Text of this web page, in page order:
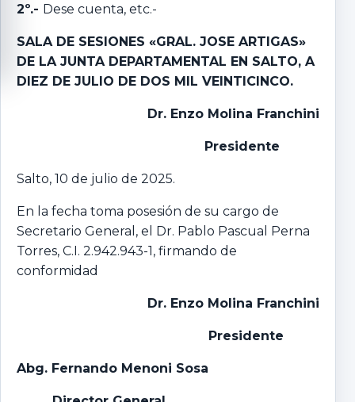
2º.- Dese cuenta, etc.-
SALA DE SESIONES «GRAL. JOSE ARTIGAS»
DE LA JUNTA DEPARTAMENTAL EN SALTO, A
DIEZ DE JULIO DE DOS MIL VEINTICINCO.
Dr. Enzo Molina Franchini
Presidente
Salto, 10 de julio de 2025.
En la fecha toma posesión de su cargo de
Secretario General, el Dr. Pablo Pascual Perna
Torres, C.I. 2.942.943-1, firmando de
conformidad
Dr. Enzo Molina Franchini
Presidente
Abg. Fernando Menoni Sosa